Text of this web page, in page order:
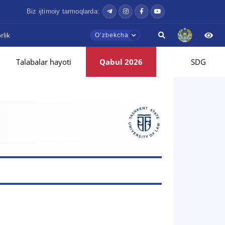
Biz ijtimoiy tarmoqlarda:
Oʼzbekcha
Talabalar hayoti Qabul 2026 SDG